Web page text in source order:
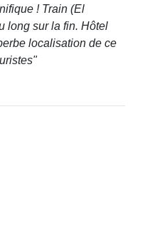
! Train (El
long sur la fin. Hôtel
localisation de ce